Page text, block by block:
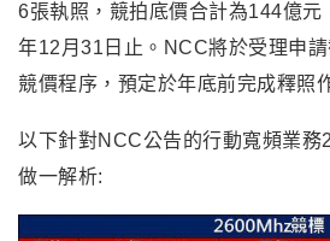
6張執照，競拍底價合計為144億元
年12月31日止。NCC將於受理申
競價程序，預定於年底前完成釋照
以下針對NCC公告的行動寬頻業務
做一解析: